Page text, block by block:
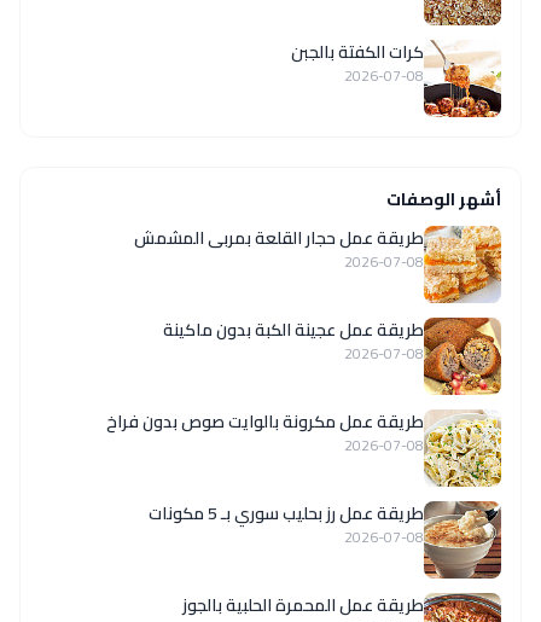
كرات الكفتة بالجبن
2026-07-08
أشهر الوصفات
طريقة عمل حجار القلعة بمربى المشمش
2026-07-08
طريقة عمل عجينة الكبة بدون ماكينة
2026-07-08
طريقة عمل مكرونة بالوايت صوص بدون فراخ
2026-07-08
طريقة عمل رز بحليب سوري بـ 5 مكونات
2026-07-08
طريقة عمل المحمرة الحلبية بالجوز